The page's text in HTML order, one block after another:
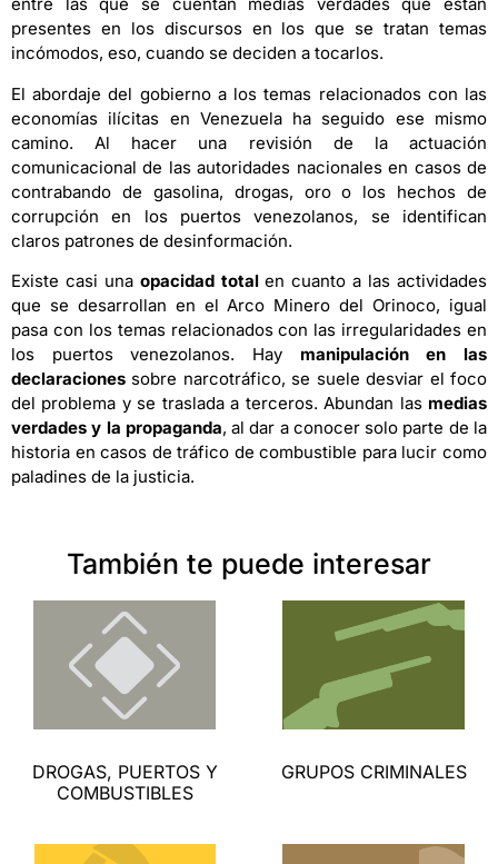
entre las que se cuentan medias verdades que están
presentes en los discursos en los que se tratan temas
incómodos, eso, cuando se deciden a tocarlos.
El abordaje del gobierno a los temas relacionados con las
economías ilícitas en Venezuela ha seguido ese mismo
camino. Al hacer una revisión de la actuación
comunicacional de las autoridades nacionales en casos de
contrabando de gasolina, drogas, oro o los hechos de
corrupción en los puertos venezolanos, se identifican
claros patrones de desinformación.
Existe casi una opacidad totalen cuanto a las actividades
que se desarrollan en el Arco Minero del Orinoco, igual
pasa con los temas relacionados con las irregularidades en
los puertos venezolanos. Hay manipulación en las
declaraciones sobre narcotráfico, se suele desviar el foco
del problema y se traslada a terceros. Abundan las medias
verdades y la propaganda, al dar a conocer solo parte de la
historia en casos de tráfico de combustible para lucir como
paladines de la justicia.
También te puede interesar
DROGAS, PUERTOS Y
COMBUSTIBLES
GRUPOS CRIMINALES